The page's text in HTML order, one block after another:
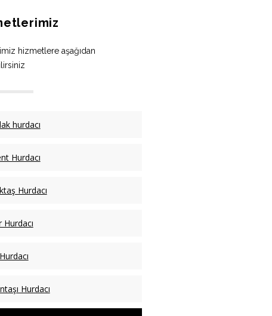
hizmetlere aşağıdan
hurdacı
Hurdacı
Hurdacı
Hurdacı
Hurdacı